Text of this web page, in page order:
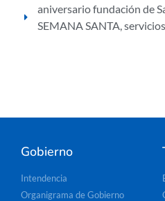
aniversario fundación de
SEMANA SANTA
Gobierno
Intendencia
Organigrama de Gobierno